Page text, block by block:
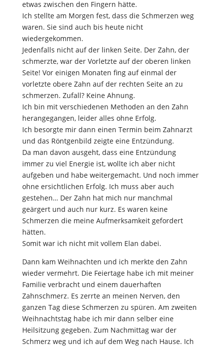
etwas zwischen den Fingern hätte.
Ich stellte am Morgen fest, dass die Schmerzen weg
waren. Sie sind auch bis heute nicht
wiedergekommen.
Jedenfalls nicht auf der linken Seite. Der Zahn, der
schmerzte, war der Vorletzte auf der oberen linken
Seite! Vor einigen Monaten fing auf einmal der
vorletzte obere Zahn auf der rechten Seite an zu
schmerzen. Zufall? Keine Ahnung.
Ich bin mit verschiedenen Methoden an den Zahn
herangegangen, leider alles ohne Erfolg.
Ich besorgte mir dann einen Termin beim Zahnarzt
und das Röntgenbild zeigte eine Entzündung.
Da man davon ausgeht, dass eine Entzündung
immer zu viel Energie ist, wollte ich aber nicht
aufgeben und habe weitergemacht. Und noch immer
ohne ersichtlichen Erfolg. Ich muss aber auch
gestehen… Der Zahn hat mich nur manchmal
geärgert und auch nur kurz. Es waren keine
Schmerzen die meine Aufmerksamkeit gefordert
hätten.
Somit war ich nicht mit vollem Elan dabei.
Dann kam Weihnachten und ich merkte den Zahn
wieder vermehrt. Die Feiertage habe ich mit meiner
Familie verbracht und einem dauerhaften
Zahnschmerz. Es zerrte an meinen Nerven, den
ganzen Tag diese Schmerzen zu spüren. Am zweiten
Weihnachtstag habe ich mir dann selber eine
Heilsitzung gegeben. Zum Nachmittag war der
Schmerz weg und ich auf dem Weg nach Hause. Ich